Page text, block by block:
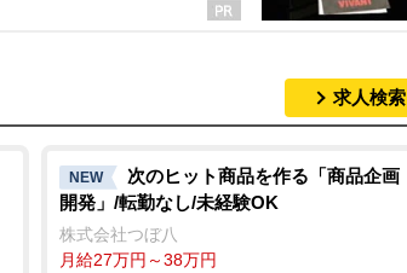
求人検索
NEW
次のヒット商品を作る「商品企画
開発」/転勤なし/未経験OK
株式会社つぼ八
月給27万円～38万円